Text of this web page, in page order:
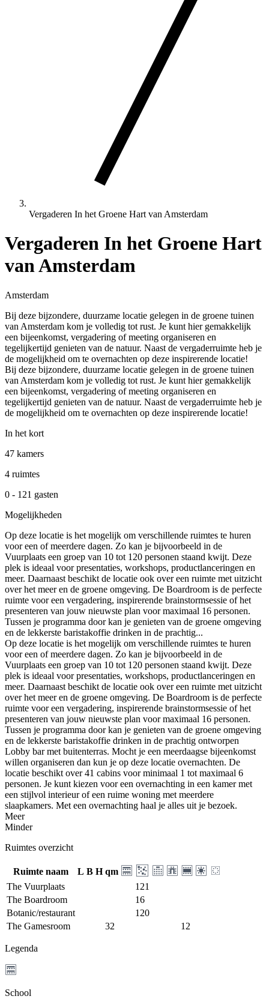
Vergaderen In het Groene Hart van Amsterdam
Vergaderen In het Groene Hart
van Amsterdam
Amsterdam
Bij deze bijzondere, duurzame locatie gelegen in de groene tuinen
van Amsterdam kom je volledig tot rust. Je kunt hier gemakkelijk
een bijeenkomst, vergadering of meeting organiseren en
tegelijkertijd genieten van de natuur. Naast de vergaderruimte heb je
de mogelijkheid om te overnachten op deze inspirerende locatie!
Bij deze bijzondere, duurzame locatie gelegen in de groene tuinen
van Amsterdam kom je volledig tot rust. Je kunt hier gemakkelijk
een bijeenkomst, vergadering of meeting organiseren en
tegelijkertijd genieten van de natuur. Naast de vergaderruimte heb je
de mogelijkheid om te overnachten op deze inspirerende locatie!
In het kort
47 kamers
4 ruimtes
0 - 121 gasten
Mogelijkheden
Op deze locatie is het mogelijk om verschillende ruimtes te huren
voor een of meerdere dagen. Zo kan je bijvoorbeeld in de
Vuurplaats een groep van 10 tot 120 personen staand kwijt. Deze
plek is ideaal voor presentaties, workshops, productlanceringen en
meer. Daarnaast beschikt de locatie ook over een ruimte met uitzicht
over het meer en de groene omgeving. De Boardroom is de perfecte
ruimte voor een vergadering, inspirerende brainstormsessie of het
presenteren van jouw nieuwste plan voor maximaal 16 personen.
Tussen je programma door kan je genieten van de groene omgeving
en de lekkerste baristakoffie drinken in de prachtig...
Op deze locatie is het mogelijk om verschillende ruimtes te huren
voor een of meerdere dagen. Zo kan je bijvoorbeeld in de
Vuurplaats een groep van 10 tot 120 personen staand kwijt. Deze
plek is ideaal voor presentaties, workshops, productlanceringen en
meer. Daarnaast beschikt de locatie ook over een ruimte met uitzicht
over het meer en de groene omgeving. De Boardroom is de perfecte
ruimte voor een vergadering, inspirerende brainstormsessie of het
presenteren van jouw nieuwste plan voor maximaal 16 personen.
Tussen je programma door kan je genieten van de groene omgeving
en de lekkerste baristakoffie drinken in de prachtig ontworpen
Lobby bar met buitenterras. Mocht je een meerdaagse bijeenkomst
willen organiseren dan kun je op deze locatie overnachten. De
locatie beschikt over 41 cabins voor minimaal 1 tot maximaal 6
personen. Je kunt kiezen voor een overnachting in een kamer met
een stijlvol interieur of een ruime woning met meerdere
slaapkamers. Met een overnachting haal je alles uit je bezoek.
Meer
Minder
Ruimtes overzicht
Ruimte naam L B H qm
The Vuurplaats
121
The Boardroom
16
Botanic/restaurant
120
The Gamesroom
32 12
Legenda
School